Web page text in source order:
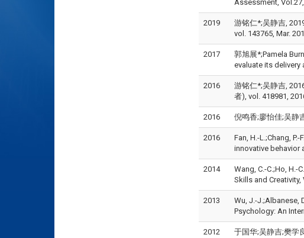
Assessment,
2019
游铭仁*;吴静吉,
vol. 143765, Mar.
2017
郭旭展*;Pamela
evaluate its delivery
2016
游铭仁*;吴静吉,
者), vol. 418981,
2016 倪鸣香;廖怡佳;吴静
2016
Fan, H.-L.;Chang,
innovative behavior
2014
Wang, C.-C.;Ho,
Skills and Creativity,
2013
Wu, J.-J.;Albanese,
Psychology: An
2012 于国华;吴静吉;樊学